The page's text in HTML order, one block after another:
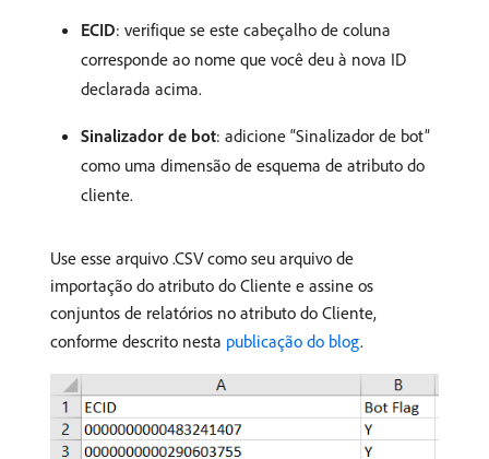
ECID: verifique se este cabeçalho de coluna
corresponde ao nome que você deu à nova ID
declarada acima.
Sinalizador de bot: adicione “Sinalizador de bot”
como uma dimensão de esquema de atributo do
cliente.
Use esse arquivo .CSV como seu arquivo de
importação do atributo do Cliente e assine os
conjuntos de relatórios no atributo do Cliente,
conforme descrito nesta publicação do blog.